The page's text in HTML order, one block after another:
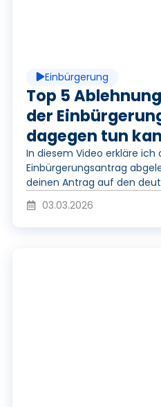
Einbürgerung
Top 5
der
dagegen tun
In diesem Video erkläre ich
Einbürgerungsantrag
deinen Antrag auf den
03.03.2026